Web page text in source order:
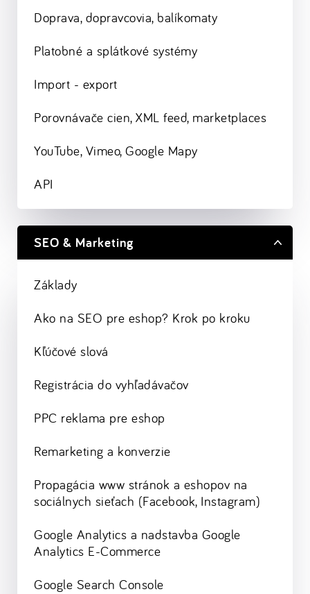
Doprava, dopravcovia, balíkomaty
Platobné a splátkové systémy
Import - export
Porovnávače cien, XML feed, marketplaces
YouTube, Vimeo, Google Mapy
API
SEO & Marketing
Základy
Ako na SEO pre eshop? Krok po kroku
Kľúčové slová
Registrácia do vyhľadávačov
PPC reklama pre eshop
Remarketing a konverzie
Propagácia www stránok a eshopov na
sociálnych sieťach (Facebook, Instagram)
Google Analytics a nadstavba Google
Analytics E-Commerce
Google Search Console